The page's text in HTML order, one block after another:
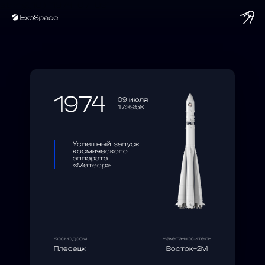
1974
09 июля
17:39:58
Успешный запуск
космического
аппарата
«Метеор»
Космодром
Плесецк
Ракета-носитель
Восток-2М